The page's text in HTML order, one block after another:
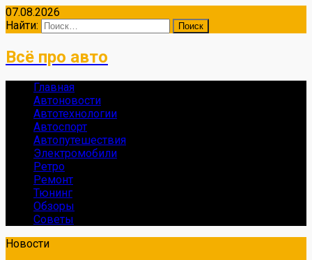
07.08.2026
Найти:
Всё про авто
Главная
Автоновости
Автотехнологии
Автоспорт
Автопутешествия
Электромобили
Ретро
Ремонт
Тюнинг
Обзоры
Советы
Новости